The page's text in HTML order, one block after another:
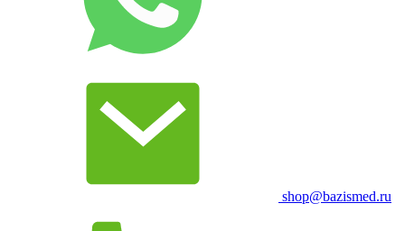
shop@bazismed.ru